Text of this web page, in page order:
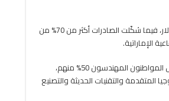
وأوضح أن المجموعة حققت خلال العام الماضي مبيعات بلغت 5 مليارات دولار، فيما شكّلت الصادرات أكثر من 70% من
الإماراتية.
وأضاف أن «إيدج» تضم حالياً 19 ألف موظف من بينهم 4 آلاف مهندس يشكل المواطنون المهندسون 50% منهم،
المتقدمة والتقنيات الحديثة والتصنيع